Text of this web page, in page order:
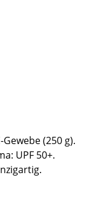
(250 g).
UPF 50+.